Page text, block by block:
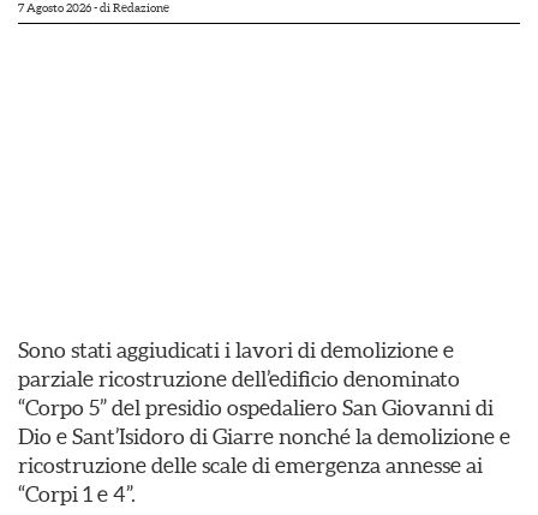
7 Agosto 2026- di Redazione
Sono stati aggiudicati i lavori di demolizione e
parziale ricostruzione dell’edificio denominato
“Corpo 5” del presidio ospedaliero San Giovanni di
Dio e Sant’Isidoro di Giarre nonché la demolizione e
ricostruzione delle scale di emergenza annesse ai
“Corpi 1 e 4”.